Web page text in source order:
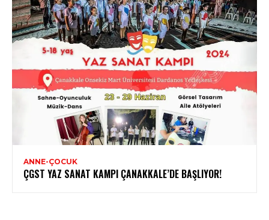
ANNE-ÇOCUK
ÇGST YAZ SANAT KAMPI ÇANAKKALE’DE BAŞLIYOR!